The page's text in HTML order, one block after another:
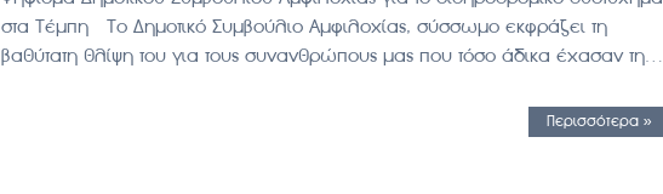
στα Τέμπη Το Δημοτικό Συμβούλιο Αμφιλοχίας, σύσσωμο εκφράζει τη
βαθύτατη θλίψη του για τους συνανθρώπους μας που τόσο άδικα έχασαν τη…
Περισσότερα »